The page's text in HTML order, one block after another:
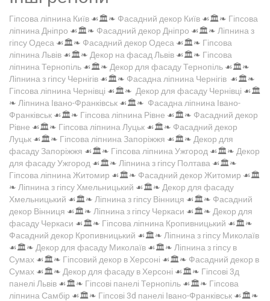
Гіпсова ліпнина Київ ☙🏛️❧ Фасадний декор Київ ☙🏛️❧ Гіпсова
ліпнина Дніпро ☙🏛️❧ Фасадний декор Дніпро ☙🏛️❧ Ліпнина з
гіпсу Одеса ☙🏛️❧ Фасадний декор Одеса ☙🏛️❧ Гіпсова
ліпнина Львів ☙🏛️❧ Декор на фасад Львів ☙🏛️❧ Гіпсова
ліпнина Тернопіль ☙🏛️❧ Декор для фасаду Тернопіль ☙🏛️❧
Ліпнина з гіпсу Чернігів ☙🏛️❧ Фасадна ліпнина Чернігів ☙🏛️❧
Гіпсова ліпнина Чернівці ☙🏛️❧ Декор для фасаду Чернівці ☙🏛️
❧ Ліпнина Івано-Франківськ ☙🏛️❧ Фасадна ліпнина Івано-
Франківськ ☙🏛️❧ Гіпсова ліпнина Рівне ☙🏛️❧ Фасадний декор
Рівне ☙🏛️❧ Гіпсова ліпнина Луцьк ☙🏛️❧ Фасадний декор
Луцьк ☙🏛️❧ Гіпсова ліпнина Запоріжжя ☙🏛️❧ Декор для
фасаду Запоріжжя ☙🏛️❧ Гіпсова ліпнина Ужгород ☙🏛️❧ Декор
для фасаду Ужгород ☙🏛️❧ Ліпнина з гіпсу Полтава ☙🏛️❧
Гіпсова ліпнина Житомир ☙🏛️❧ Фасадний декор Житомир ☙🏛️
❧ Ліпнина з гіпсу Хмельницький ☙🏛️❧ Декор для фасаду
Хмельницький ☙🏛️❧ Ліпнина з гіпсу Вінниця ☙🏛️❧ Фасадний
декор Вінниця ☙🏛️❧ Ліпнина з гіпсу Черкаси ☙🏛️❧ Декор для
фасаду Черкаси ☙🏛️❧ Гіпсова ліпнина Кропивницький ☙🏛️❧
Фасадний декор Кропивницький ☙🏛️❧ Ліпнина з гіпсу Миколаїв
☙🏛️❧ Декор для фасаду Миколаїв ☙🏛️❧ Ліпнина з гіпсу в
Сумах ☙🏛️❧ Гіпсовий декор в Херсоні ☙🏛️❧ Фасадний декор в
Сумах ☙🏛️❧ Декор для фасаду в Херсоні ☙🏛️❧ Гіпсові 3д
панелі Львів ☙🏛️❧ Гіпсові панелі Тернопіль ☙🏛️❧ Гіпсова
ліпнина Самбір ☙🏛️❧ Гіпсові 3d панелі Івано-Франківськ ☙🏛️❧